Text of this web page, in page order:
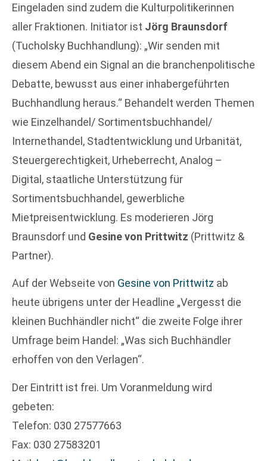
Eingeladen sind zudem die Kulturpolitikerinnen
aller Fraktionen. Initiator ist Jörg Braunsdorf
(Tucholsky Buchhandlung): „Wir senden mit
diesem Abend ein Signal an die branchenpolitische
Debatte, bewusst aus einer inhabergeführten
Buchhandlung heraus.“ Behandelt werden Themen
wie Einzelhandel/ Sortimentsbuchhandel/
Internethandel, Stadtentwicklung und Urbanität,
Steuergerechtigkeit, Urheberrecht, Analog –
Digital, staatliche Unterstützung für
Sortimentsbuchhandel, gewerbliche
Mietpreisentwicklung. Es moderieren Jörg
Braunsdorf und Gesine von Prittwitz (Prittwitz &
Partner).
Auf der Webseite von Gesine von Prittwitz ab
heute übrigens unter der Headline „Vergesst die
kleinen Buchhändler nicht“ die zweite Folge ihrer
Umfrage beim Handel: „Was sich Buchhändler
erhoffen von den Verlagen“.
Der Eintritt ist frei. Um Voranmeldung wird
gebeten:
Telefon: 030 27577663
Fax: 030 27583201